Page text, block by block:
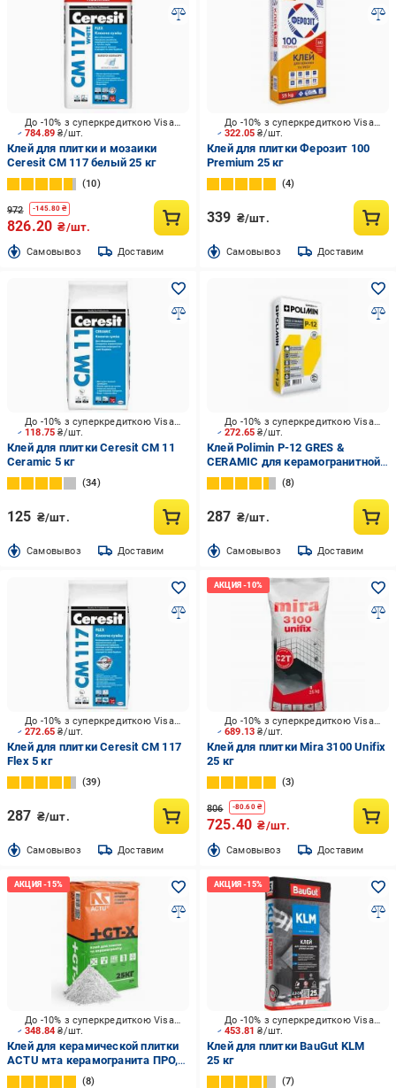
784.89₴/шт.
До -10% з суперкредиткою Visa Вигода
Клей для плитки и мозаики
Ceresit CM 117 белый 25 кг
10
972 -145.80 ₴
826.20 ₴/шт.
Cамовывоз Доставим
322.05₴/шт.
До -10% з суперкредиткою Visa Вигода
Клей для плитки Ферозит 100
Premium 25 кг
4
339 ₴/шт.
Cамовывоз Доставим
118.75₴/шт.
До -10% з суперкредиткою Visa Вигода
Клей для плитки Ceresit CM 11
Ceramic 5 кг
34
125 ₴/шт.
Cамовывоз Доставим
272.65₴/шт.
До -10% з суперкредиткою Visa Вигода
Клей Polimin P-12 GRES &
CERAMIC для керамогранитной
и керамической плитки
размером 600х600 мм 25 кг
8
287 ₴/шт.
Cамовывоз Доставим
272.65₴/шт.
До -10% з суперкредиткою Visa Вигода
Клей для плитки Ceresit CM 117
Flex 5 кг
39
287 ₴/шт.
Cамовывоз Доставим
689.13₴/шт.
До -10% з суперкредиткою Visa Вигода
Клей для плитки Mira 3100 Unifix
25 кг
3
806 -80.60₴
725.40 ₴/шт.
Cамовывоз Доставим
348.84₴/шт.
До -10% з суперкредиткою Visa Вигода
Клей для керамической плитки
ACTU мта керамогранита ПРО,
GT-X, 25 кг
8
453.81₴/шт.
До -10% з суперкредиткою Visa Вигода
Клей для плитки BauGut KLM
25 кг
7